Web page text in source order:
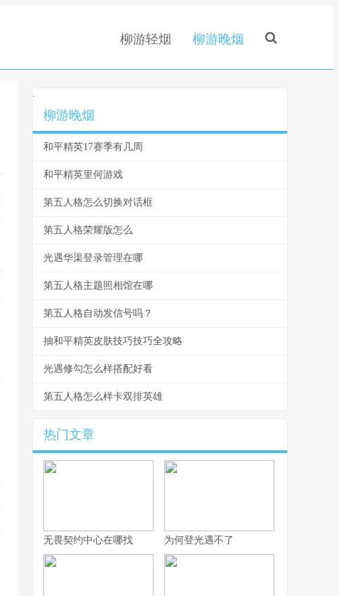
柳游轻烟 柳游晚烟
.
柳游晚烟
和平精英17赛季有几周
和平精英里何游戏
第五人格怎么切换对话框
第五人格荣耀版怎么
光遇华渠登录管理在哪
第五人格主题照相馆在哪
第五人格自动发信号吗？
抽和平精英皮肤技巧技巧全攻略
光遇修勾怎么样搭配好看
第五人格怎么样卡双排英雄
热门文章
无畏契约中心在哪找 为何登光遇不了